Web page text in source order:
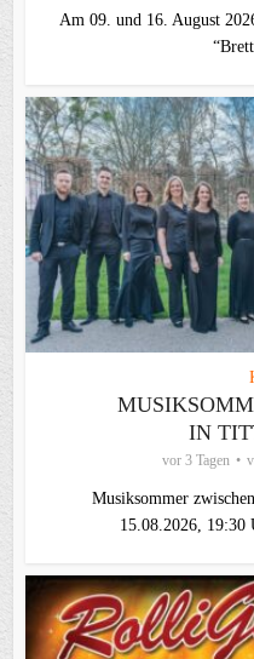
Am 09. und 16. August
IN
vor 3 Tagen
Musiksommer
15.08.2026,